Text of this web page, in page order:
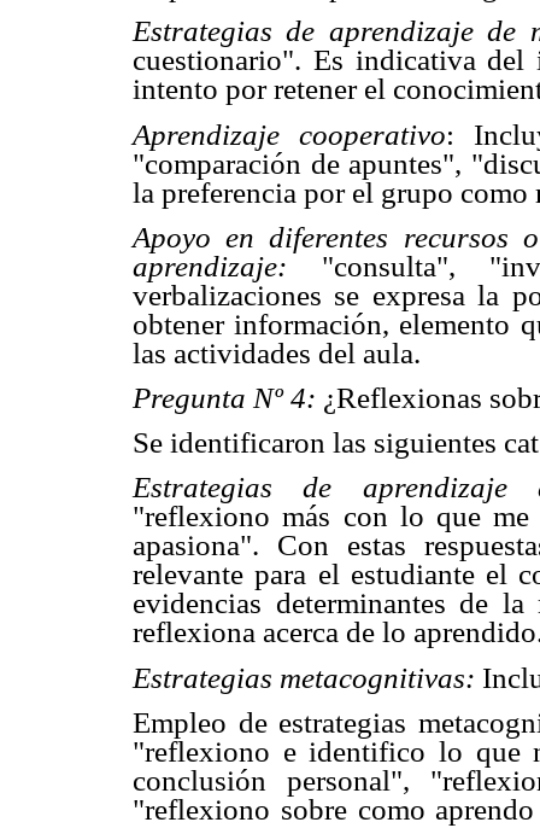
Estrategias de aprendizaje
cuestionario". Es indicativa
intento por retener el
Aprendizaje cooperativo:
"comparación de apuntes",
la preferencia por el grupo como
Apoyo en diferentes recursos
aprendizaje: "consulta",
verbalizaciones se expresa la
obtener información, elemento
las actividades del aula.
Pregunta Nº 4: ¿Reflexionas
Se identificaron las siguientes
Estrategias de
"reflexiono más con lo que
apasiona". Con estas
relevante para el estudiante el
evidencias determinantes de
reflexiona acerca de lo
Estrategias metacognitivas:
Empleo de estrategias
"reflexiono e identifico lo que
conclusión personal",
"reflexiono sobre como